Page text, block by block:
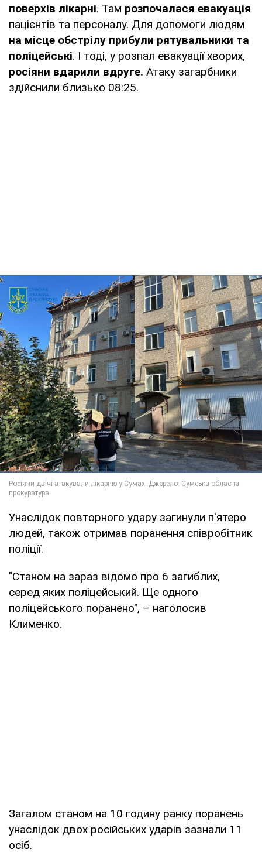
поверхів лікарні. Там розпочалася евакуація
пацієнтів та персоналу. Для допомоги людям
на місце обстрілу прибули рятувальники та
поліцейські. І тоді, у розпал евакуації хворих,
росіяни вдарили вдруге. Атаку загарбники
здійснили близько 08:25.
Унаслідок повторного удару загинули п'ятеро
людей, також отримав поранення співробітник
поліції.
"Станом на зараз відомо про 6 загиблих,
серед яких поліцейський. Ще одного
поліцейського поранено", – наголосив
Клименко.
Загалом станом на 10 годину ранку поранень
унаслідок двох російських ударів зазнали 11
осіб.